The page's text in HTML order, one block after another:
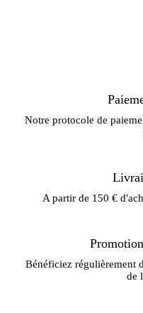
Notre protocole de
A partir de 150 €
Bénéficiez régulièrement
de